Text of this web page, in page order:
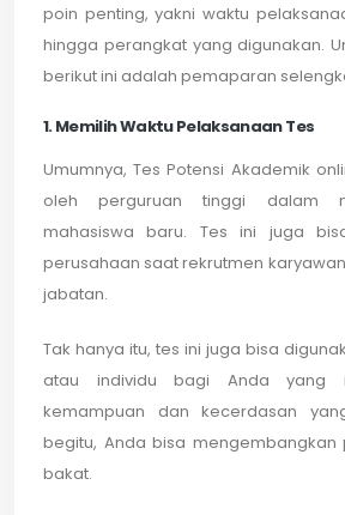
poin penting, yakni waktu
hingga perangkat yang digunakan.
berikut ini adalah pemaparan
1. Memilih Waktu Pelaksanaan Tes
Umumnya, Tes Potensi Akademik
oleh perguruan tinggi dalam
mahasiswa baru. Tes ini juga
perusahaan saat rekrutmen
jabatan.
Tak hanya itu, tes ini juga bisa
atau individu bagi Anda yang
kemampuan dan kecerdasan
begitu, Anda bisa mengembangkan
bakat.